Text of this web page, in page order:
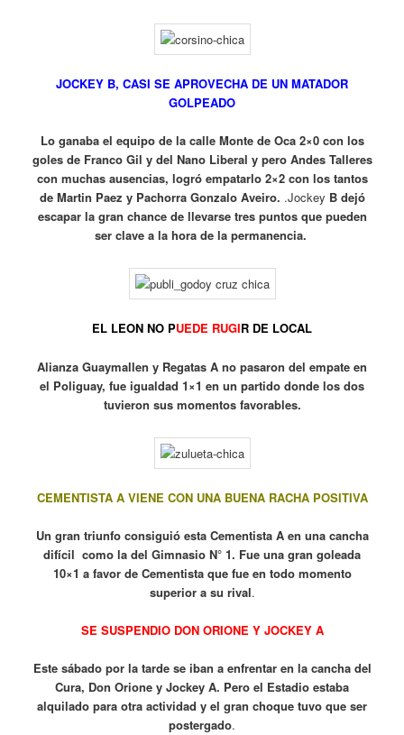
JOCKEY B, CASI SE APROVECHA DE UN MATADOR
GOLPEADO
Lo ganaba el equipo de la calle Monte de Oca 2×0 con los
goles de Franco Gil y del Nano Liberal y pero Andes Talleres
con muchas ausencias, logró empatarlo 2×2 con los tantos
de Martin Paez y Pachorra Gonzalo Aveiro. .Jockey B dejó
escapar la gran chance de llevarse tres puntos que pueden
ser clave a la hora de la permanencia.
EL LEON NO PUEDE RUGIR DE LOCAL
Alianza Guaymallen y Regatas A no pasaron del empate en
el Poliguay, fue igualdad 1×1 en un partido donde los dos
tuvieron sus momentos favorables.
CEMENTISTA A VIENE CON UNA BUENA RACHA POSITIVA
Un gran triunfo consiguió esta Cementista A en una cancha
difícil como la del Gimnasio N° 1. Fue una gran goleada
10×1 a favor de Cementista que fue en todo momento
superior a su rival.
SE SUSPENDIO DON ORIONE Y JOCKEY A
Este sábado por la tarde se iban a enfrentar en la cancha del
Cura, Don Orione y Jockey A. Pero el Estadio estaba
alquilado para otra actividad y el gran choque tuvo que ser
postergado.